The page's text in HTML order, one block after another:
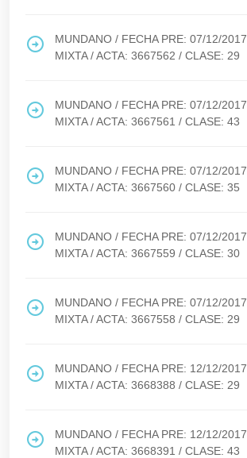
MUNDANO / FECHA PRE: 07/12/2017
MIXTA/ ACTA: 3667562 / CLASE: 29
MUNDANO / FECHA PRE: 07/12/2017
MIXTA/ ACTA: 3667561 / CLASE: 43
MUNDANO / FECHA PRE: 07/12/2017
MIXTA/ ACTA: 3667560 / CLASE: 35
MUNDANO / FECHA PRE: 07/12/2017
MIXTA/ ACTA: 3667559 / CLASE: 30
MUNDANO / FECHA PRE: 07/12/2017
MIXTA/ ACTA: 3667558 / CLASE: 29
MUNDANO / FECHA PRE: 12/12/2017
MIXTA/ ACTA: 3668388 / CLASE: 29
MUNDANO / FECHA PRE: 12/12/2017
MIXTA/ ACTA: 3668391 / CLASE: 43